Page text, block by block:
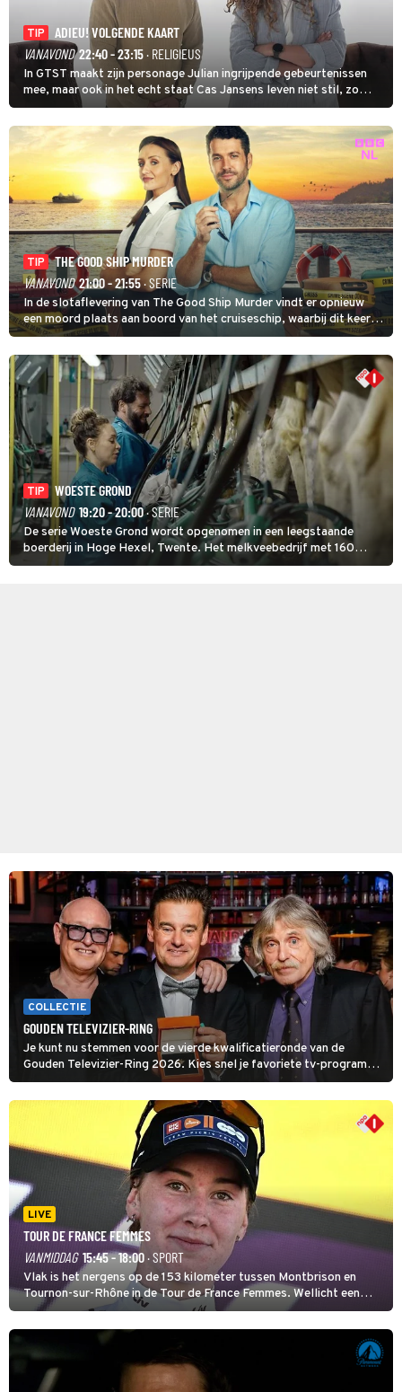
TIP
ADIEU! VOLGENDE KAART
VANAVOND 22:40 - 23:15· RELIGIEUS
In GTST maakt zijn personage Julian ingrijpende gebeurtenissen
mee, maar ook in het echt staat Cas Jansens leven niet stil, zo
vertelt hij in Adieu! Volgende Kaart.
TIP
THE GOOD SHIP MURDER
VANAVOND 21:00 - 21:55· SERIE
In de slotaflevering van The Good Ship Murder vindt er opnieuw
een moord plaats aan boord van het cruiseschip, waarbij dit keer
een bemanningslid het slachtoffer is en kapitein Marlowe de dader
lijkt te zijn.
TIP
WOESTE GROND
VANAVOND 19:20 - 20:00· SERIE
De serie Woeste Grond wordt opgenomen in een leegstaande
boerderij in Hoge Hexel, Twente. Het melkveebedrijf met 160
koeien moest sluiten, omdat het dicht bij een Natura 2000-gebied
COLLECTIE
GOUDEN TELEVIZIER-RING
Je kunt nu stemmen voor de vierde kwalificatieronde van de
Gouden Televizier-Ring 2026. Kies snel je favoriete tv-programma
én streamingshow .
LIVE
TOUR DE FRANCE FEMMES
VANMIDDAG 15:45 - 18:00· SPORT
Vlak is het nergens op de 153 kilometer tussen Montbrison en
Tournon-sur-Rhône in de Tour de France Femmes. Wellicht een
kans voor Nienke Vinke, die vorig jaar de witte trui won.